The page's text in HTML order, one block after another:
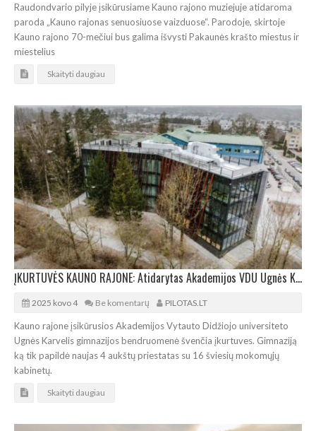
Raudondvario pilyje įsikūrusiame Kauno rajono muziejuje atidaroma
paroda „Kauno rajonas senuosiuose vaizduose“. Parodoje, skirtoje
Kauno rajono 70-mečiui bus galima išvysti Pakaunės krašto miestus ir
miestelius
Skaityti daugiau
ĮKURTUVĖS KAUNO RAJONE: Atidarytas Akademijos VDU Ugnės Karvelis gimnazijos priestatas
2025 kovo 4 Be komentarų PILOTAS.LT
Kauno rajone įsikūrusios Akademijos Vytauto Didžiojo universiteto
Ugnės Karvelis gimnazijos bendruomenė švenčia įkurtuves. Gimnaziją
ką tik papildė naujas 4 aukštų priestatas su 16 šviesių mokomųjų
kabinetų.
Skaityti daugiau